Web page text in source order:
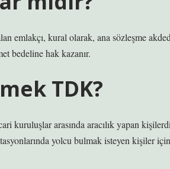
emlakçı, kural olarak, ana sözleşme
bedeline hak kazanır.
TDK?
kuruluşlar arasında aracılık yapan
yolcu bulmak isteyen kişiler